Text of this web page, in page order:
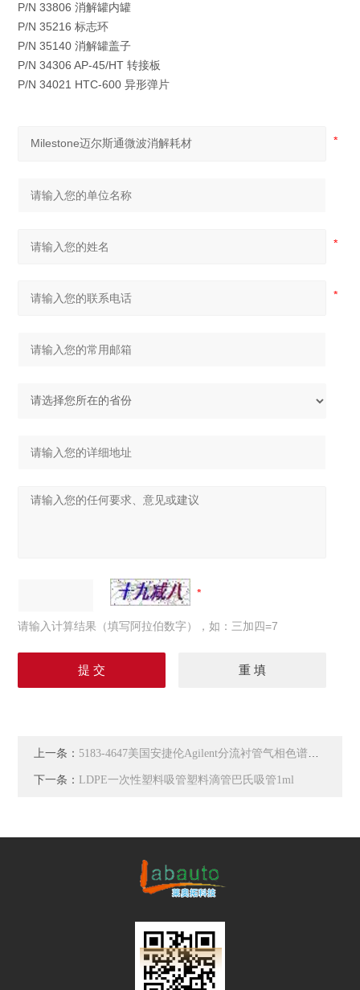
P/N 33806 消解罐内罐
P/N 35216 标志环
P/N 35140 消解罐盖子
P/N 34306 AP-45/HT 转接板
P/N 34021 HTC-600 异形弹片
请输入计算结果（填写阿拉伯数字），如：三加四=7
上一条： 5183-4647美国安捷伦Agilent分流衬管气相色谱衬管
下一条： LDPE一次性塑料吸管塑料滴管巴氏吸管1ml